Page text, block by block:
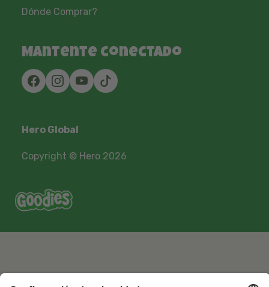
Dónde Comprar?
Mantente conectado
Hero Global
Copyright © Hero 2026